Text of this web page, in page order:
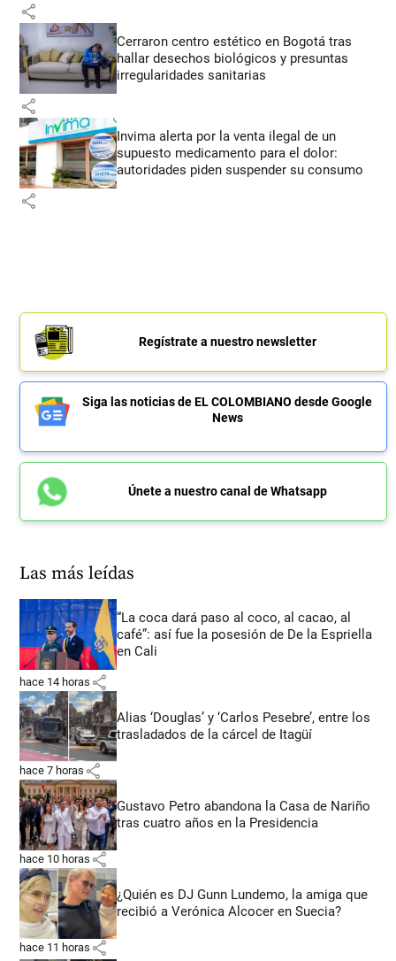
share
Cerraron centro estético en Bogotá tras
hallar desechos biológicos y presuntas
irregularidades sanitarias
share
Invima alerta por la venta ilegal de un
supuesto medicamento para el dolor:
autoridades piden suspender su consumo
share
Regístrate a nuestro newsletter
Siga las noticias de EL COLOMBIANO desde Google
News
Únete a nuestro canal de Whatsapp
Las más leídas
“La coca dará paso al coco, al cacao, al
café”: así fue la posesión de De la Espriella
en Cali
hace 14 horas share
Alias ‘Douglas’ y ‘Carlos Pesebre’, entre los
trasladados de la cárcel de Itagüí
hace 7 horas share
Gustavo Petro abandona la Casa de Nariño
tras cuatro años en la Presidencia
hace 10 horas share
¿Quién es DJ Gunn Lundemo, la amiga que
recibió a Verónica Alcocer en Suecia?
hace 11 horas share